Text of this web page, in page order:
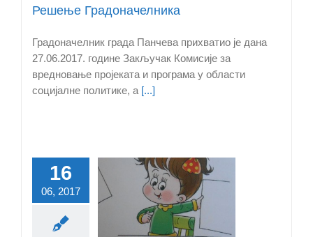
Решење Градоначелника
Градоначелник града Панчева прихватио је дана
27.06.2017. године Закључак Комисије за
вредновање пројеката и програма у области
социјалне политике, а [...]
16
06, 2017